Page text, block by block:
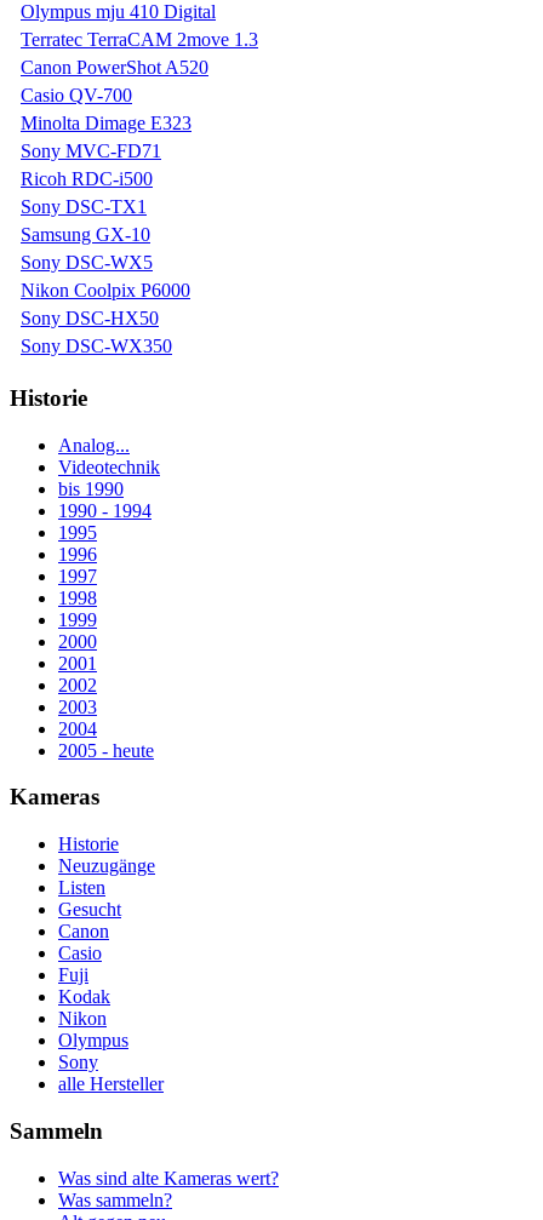
Olympus mju 410 Digital
Terratec TerraCAM 2move 1.3
Canon PowerShot A520
Casio QV-700
Minolta Dimage E323
Sony MVC-FD71
Ricoh RDC-i500
Sony DSC-TX1
Samsung GX-10
Sony DSC-WX5
Nikon Coolpix P6000
Sony DSC-HX50
Sony DSC-WX350
Historie
Analog...
Videotechnik
bis 1990
1990 - 1994
1995
1996
1997
1998
1999
2000
2001
2002
2003
2004
2005 - heute
Kameras
Historie
Neuzugänge
Listen
Gesucht
Canon
Casio
Fuji
Kodak
Nikon
Olympus
Sony
alle Hersteller
Sammeln
Was sind alte Kameras wert?
Was sammeln?